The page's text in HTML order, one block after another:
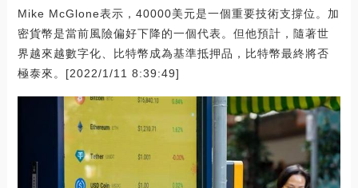
Mike McGlone表示，40000美元是一個重要技術支撐位。加
密貨幣是當前風險偏好下降的一個代表。但他預計，隨著世
界越來越數字化、比特幣成為基準抵押品，比特幣最終將否
極泰來。[2022/1/11 8:39:49]